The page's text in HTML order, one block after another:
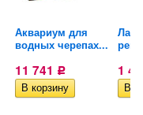
Аквариум для
водных черепах...
11 741 Р 1